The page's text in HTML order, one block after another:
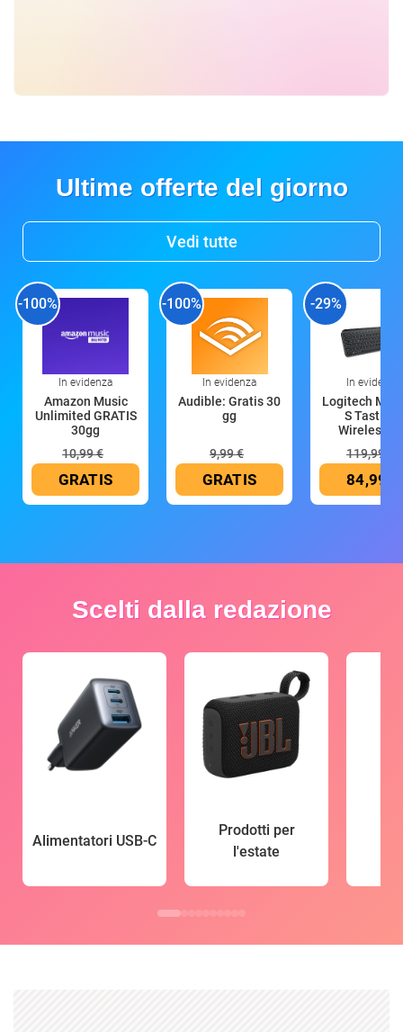
Ultime offerte del giorno
Vedi tutte
-100%
In evidenza
Amazon Music
Unlimited GRATIS
30gg
10,99 €
GRATIS
-100%
In evidenza
Audible: Gratis 30
gg
9,99 €
GRATIS
-29%
In evidenza
Logitech MX
S Tastiera
Wireless
119,99 €
84,99 €
Scelti dalla redazione
Alimentatori USB-C
Prodotti per
l'estate